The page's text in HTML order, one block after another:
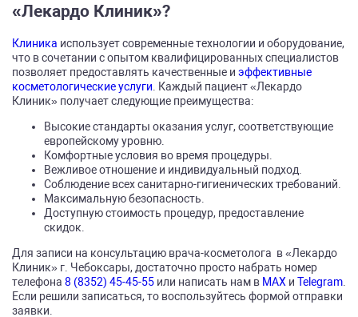
«Лекардо Клиник»?
Клиника использует современные технологии и оборудование,
что в сочетании с опытом квалифицированных специалистов
позволяет предоставлять качественные и эффективные
косметологические услуги . Каждый пациент «Лекардо
Клиник» получает следующие преимущества:
Высокие стандарты оказания услуг, соответствующие
европейскому уровню.
Комфортные условия во время процедуры.
Вежливое отношение и индивидуальный подход.
Соблюдение всех санитарно-гигиенических требований.
Максимальную безопасность.
Доступную стоимость процедур, предоставление
скидок.
Для записи на консультацию врача-косметолога в «Лекардо
Клиник» г. Чебоксары, достаточно просто набрать номер
телефона 8 (8352) 45-45-55 или написать нам в MAX и Telegram
Если решили записаться, то воспользуйтесь формой отправки
заявки.